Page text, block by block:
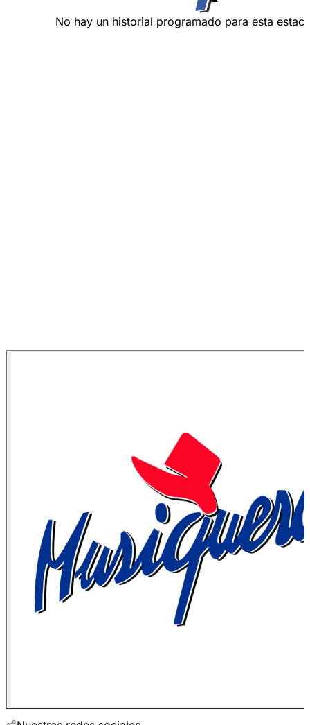
No hay un historial programado para esta